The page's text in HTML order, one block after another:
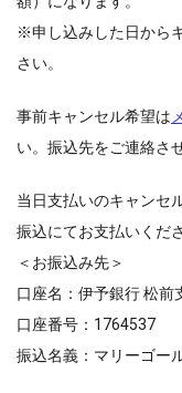
※申し込みした日から
さい。
事前キャンセル希望は
い。振込先をご連絡さ
当日支払いのキャンセ
振込にてお支払いくだ
＜お振込み先＞
口座名：伊予銀行 松前
口座番号：1764537
振込名義：マリーゴー